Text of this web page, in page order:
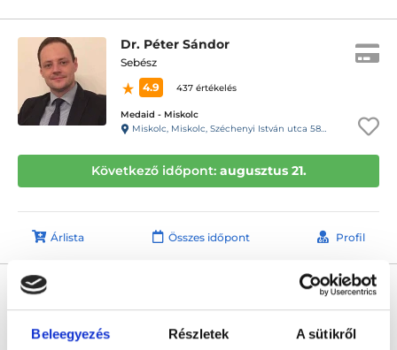
Beleegyezés Részletek A sütikről
Dr. Péter Sándor
Sebész
4.9
437 értékelés
Medaid - Miskolc
Miskolc, Miskolc, Széchenyi István utca 58. 1/1.
Következő időpont: augusztus 21.
Árlista Összes időpont Profil
Proktológus
110 értékelés